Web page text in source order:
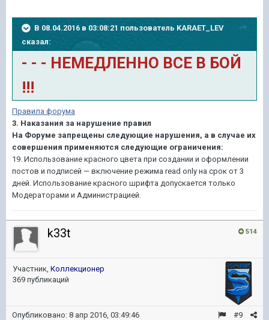
В 08.04.2016 в 03:08:21 пользователь KARAET_LEV
сказал:
- - - НЕМЕДЛЕННО ВСЕ В БОЙ
!!!
Правила форума
3. Наказания за нарушение правил
На Форуме запрещены следующие нарушения, а в случае их
совершения применяются следующие ограничения:
19. Использование красного цвета при создании и оформлении
постов и подписей — включение режима read only на срок от 3
дней. Использование красного шрифта допускается только
Модераторами и Администрацией.
514
k33t
Участник, Коллекционер
369 публикаций
#9
Опубликовано: 8 апр 2016, 03:49:46